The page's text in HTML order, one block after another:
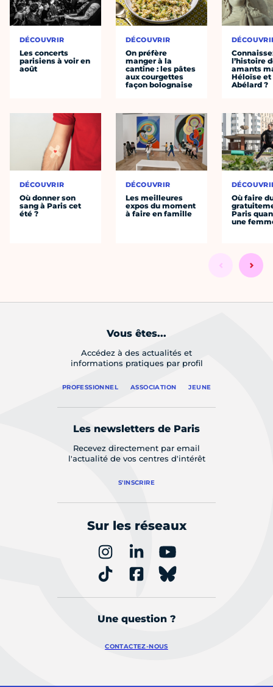
DÉCOUVRIR
Les concerts
parisiens à voir en
août
DÉCOUVRIR
Où donner son
sang à Paris cet
été ?
DÉCOUVRIR
On préfère
manger à la
cantine : les pâtes
aux courgettes
façon bolognaise
DÉCOUVRIR
Les meilleures
expos du moment
à faire en famille
l’histoire
amants
Héloïse et
Abélard ?
Où faire
Paris
une
Vous êtes...
Accédez à des actualités et
informations pratiques par profil
PROFESSIONNEL ASSOCIATION JEUNE
Les newsletters de Paris
Recevez directement par email
l'actualité de vos centres d'intérêt
S'INSCRIRE
Sur les réseaux
Une question ?
CONTACTEZ-NOUS